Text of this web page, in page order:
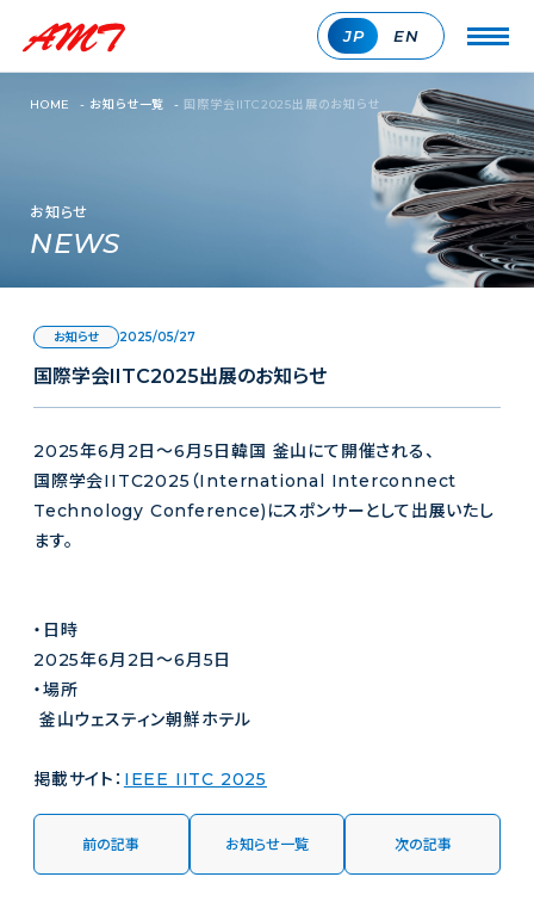
JP EN
HOME - お知らせ一覧 - 国際学会IITC2025出展のお知らせ
お知らせ
NEWS
お知らせ 2025/05/27
国際学会IITC2025出展のお知らせ
2025年6月2日～6月5日韓国 釜山にて開催される、
国際学会IITC2025（International Interconnect
Technology Conference)にスポンサーとして出展いたし
ます。
・日時
2025年6月2日～6月5日
・場所
釜山ウェスティン朝鮮ホテル
掲載サイト： IEEE IITC 2025
前の記事 お知らせ一覧 次の記事